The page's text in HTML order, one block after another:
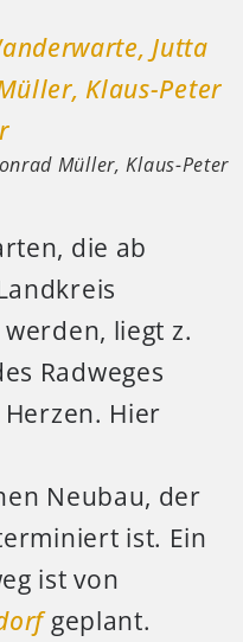
Müller, Klaus-Peter
die ab
liegt z.
Radweges
Herzen. Hier
Neubau, der
ist. Ein
ist von
geplant.